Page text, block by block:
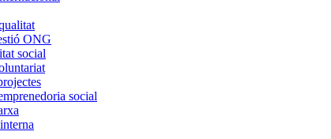
ONG
social
social